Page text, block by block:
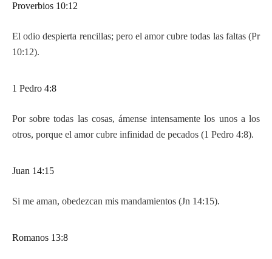
Proverbios 10:12
El odio despierta rencillas; pero el amor cubre todas las faltas (Pr
10:12).
1 Pedro 4:8
Por sobre todas las cosas, ámense intensamente los unos a los
otros, porque el amor cubre infinidad de pecados (1 Pedro 4:8).
Juan 14:15
Si me aman, obedezcan mis mandamientos (Jn 14:15).
Romanos 13:8